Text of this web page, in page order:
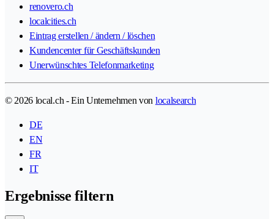
renovero.ch
localcities.ch
Eintrag erstellen / ändern / löschen
Kundencenter für Geschäftskunden
Unerwünschtes Telefonmarketing
© 2026 local.ch - Ein Unternehmen von localsearch
DE
EN
FR
IT
Ergebnisse filtern